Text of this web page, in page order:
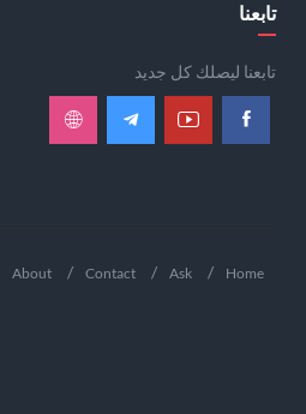
تابعنا
تابعنا ليصلك كل جديد
Home
Ask
Contact
About